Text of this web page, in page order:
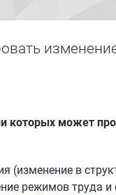
может
(изменение в
режимов труда и